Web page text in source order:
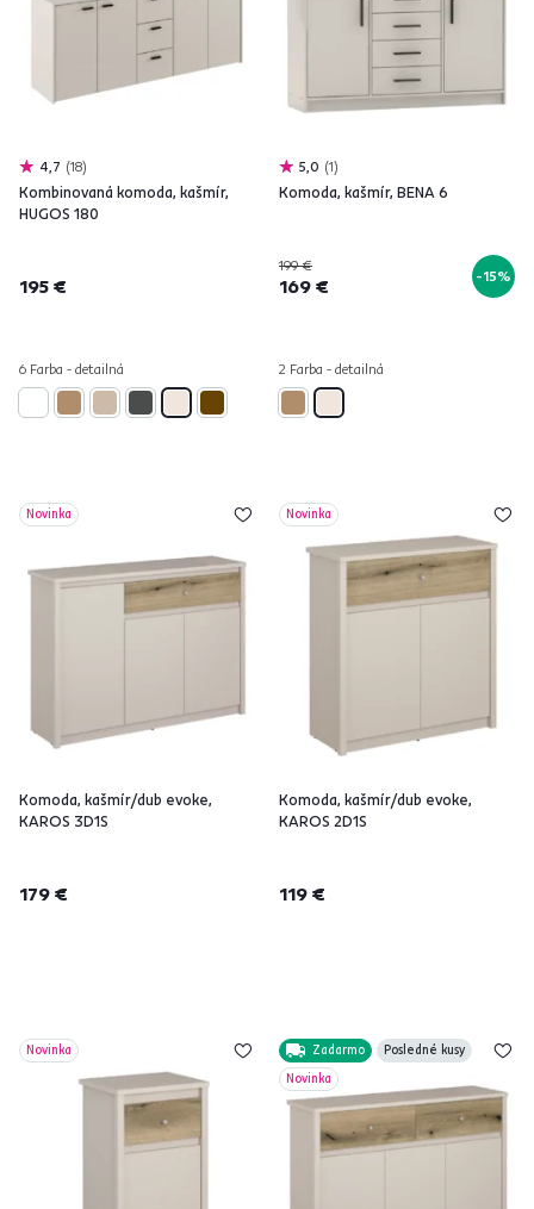
4,7 18
Kombinovaná komoda, kašmír,
HUGOS 180
195 €
6 Farba - detailná
5,0 1
Komoda, kašmír, BENA 6
199 €
169 € -15%
2 Farba - detailná
Novinka
Komoda, kašmír/dub evoke,
KAROS 3D1S
179 €
Novinka
Komoda, kašmír/dub evoke,
KAROS 2D1S
119 €
Novinka Zadarmo
Posledné kusy
Novinka